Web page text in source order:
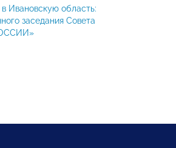
Ивановскую область:
заседания Совета